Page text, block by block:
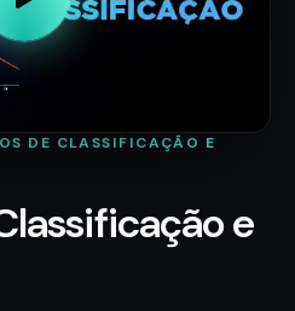
DE CLASSIFICAÇÃO E
e